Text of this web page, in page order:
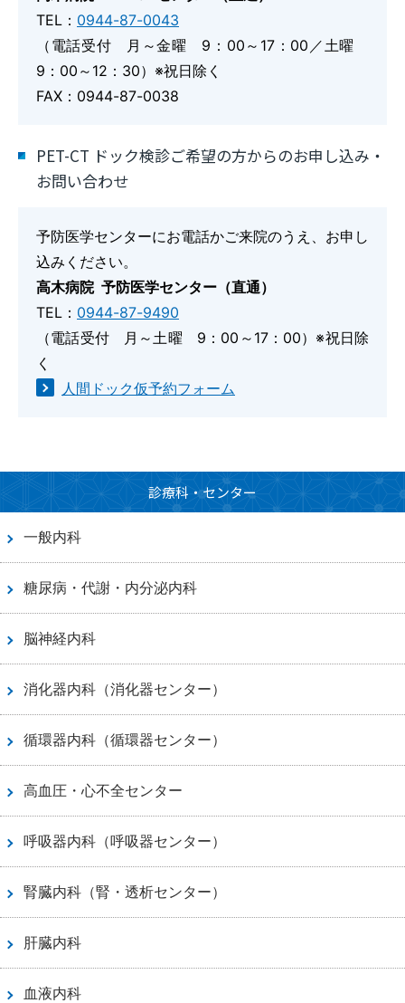
TEL： 0944-87-0043
（電話受付 月～金曜 9：00～17：00／土曜
9：00～12：30）※祝日除く
FAX：0944-87-0038
PET-CT ドック検診ご希望の方からのお申し込み・
お問い合わせ
予防医学センターにお電話かご来院のうえ、お申し
込みください。
高木病院 予防医学センター（直通）
TEL： 0944-87-9490
（電話受付 月～土曜 9：00～17：00）※祝日除
く
人間ドック仮予約フォーム
診療科・センター
一般内科
糖尿病・代謝・内分泌内科
脳神経内科
消化器内科（消化器センター）
循環器内科（循環器センター）
高血圧・心不全センター
呼吸器内科（呼吸器センター）
腎臓内科（腎・透析センター）
肝臓内科
血液内科